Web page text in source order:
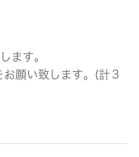
ます。
お願い致します。(計３